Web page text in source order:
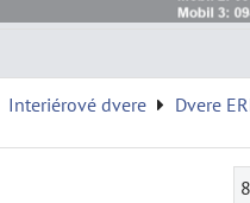
Interiérové dvere
Dvere
8